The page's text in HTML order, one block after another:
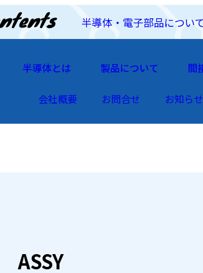
半導体・電子部品につい
半導体とは 製品について 間
会社概要 お問合せ お知らせ
ASSY